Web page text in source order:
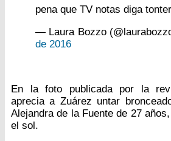
pena que TV notas diga
— Laura Bozzo
de 2016
En la foto publicada por la
aprecia a Zuárez untar
Alejandra de la Fuente de 27
el sol.